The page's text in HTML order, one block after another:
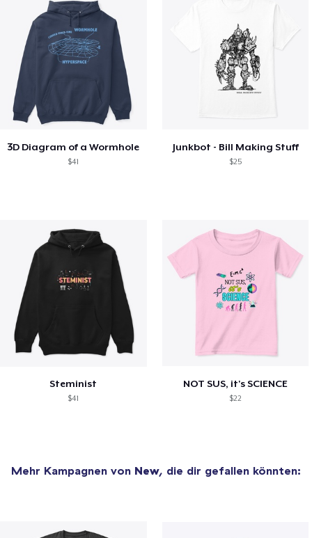
3D Diagram of a Wormhole
$41
Junkbot - Bill Making Stuff
$25
Steminist
$41
NOT SUS, it's SCIENCE
$22
Mehr Kampagnen von New, die dir gefallen könnten: